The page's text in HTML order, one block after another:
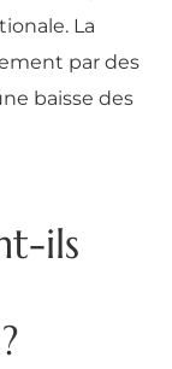
La
par des
baisse des
ils